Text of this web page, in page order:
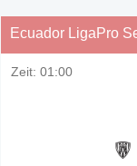
Ecuador LigaPro
Zeit: 01:00